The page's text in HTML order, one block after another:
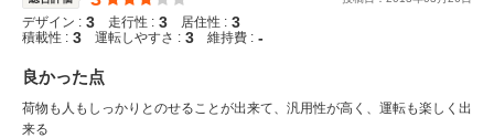
デザイン : 3 走行性 : 3 居住性 : 3
積載性 : 3 運転しやすさ : 3 維持費 : -
良かった点
荷物も人もしっかりとのせることが出来て、汎用性が高く、運転も楽しく出
来る